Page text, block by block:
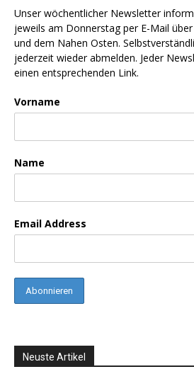
Unser wöchentlicher Newsletter
jeweils am Donnerstag per E-Mail
und dem Nahen Osten.
jederzeit wieder abmelden. Jeder
einen entsprechenden Link.
Vorname
Name
Email Address
Neuste Artikel